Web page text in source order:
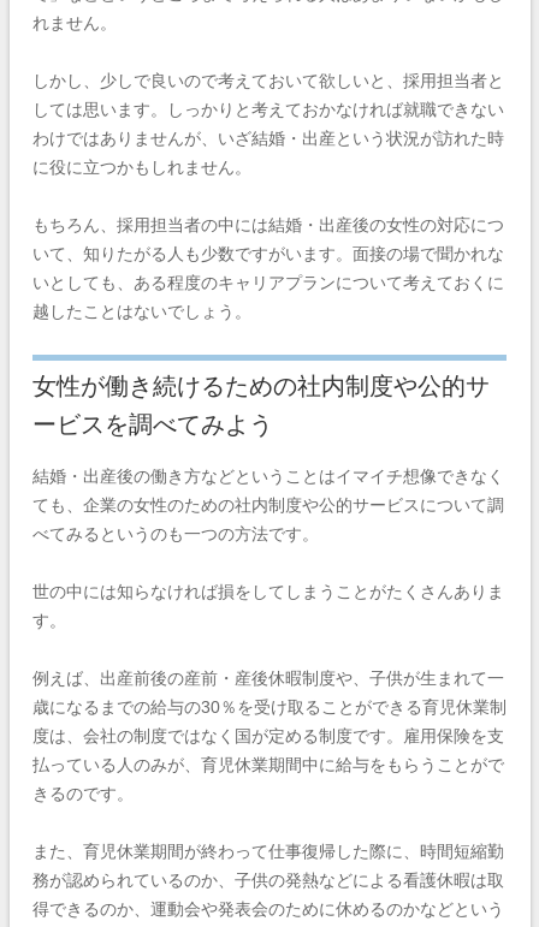
れません。
しかし、少しで良いので考えておいて欲しいと、採用担当者と
しては思います。しっかりと考えておかなければ就職できない
わけではありませんが、いざ結婚・出産という状況が訪れた時
に役に立つかもしれません。
もちろん、採用担当者の中には結婚・出産後の女性の対応につ
いて、知りたがる人も少数ですがいます。面接の場で聞かれな
いとしても、ある程度のキャリアプランについて考えておくに
越したことはないでしょう。
女性が働き続けるための社内制度や公的サ
ービスを調べてみよう
結婚・出産後の働き方などということはイマイチ想像できなく
ても、企業の女性のための社内制度や公的サービスについて調
べてみるというのも一つの方法です。
世の中には知らなければ損をしてしまうことがたくさんありま
す。
例えば、出産前後の産前・産後休暇制度や、子供が生まれて一
歳になるまでの給与の30％を受け取ることができる育児休業制
度は、会社の制度ではなく国が定める制度です。雇用保険を支
払っている人のみが、育児休業期間中に給与をもらうことがで
きるのです。
また、育児休業期間が終わって仕事復帰した際に、時間短縮勤
務が認められているのか、子供の発熱などによる看護休暇は取
得できるのか、運動会や発表会のために休めるのかなどという